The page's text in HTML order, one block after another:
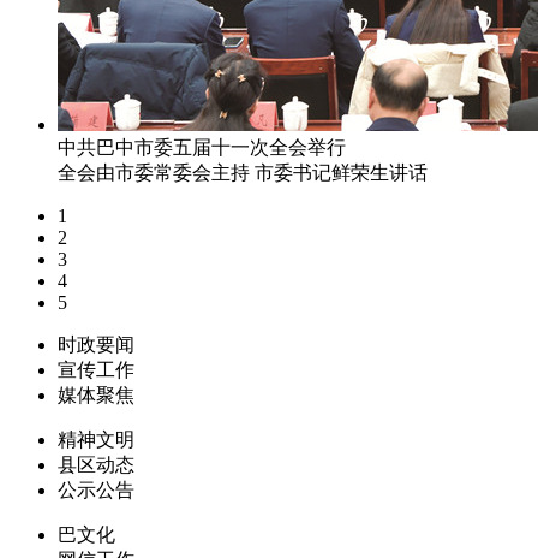
中共巴中市委五届十一次全会举行
全会由市委常委会主持 市委书记鲜荣生讲话
1
2
3
4
5
时政要闻
宣传工作
媒体聚焦
精神文明
县区动态
公示公告
巴文化